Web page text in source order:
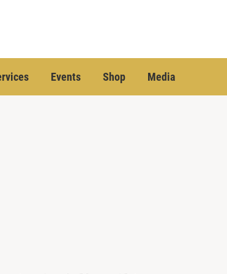
Events Shop Media